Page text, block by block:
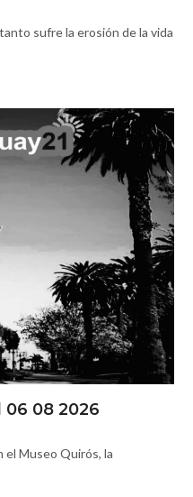
sufre la erosión de la vida
06 08 2026
el Museo Quirós, la